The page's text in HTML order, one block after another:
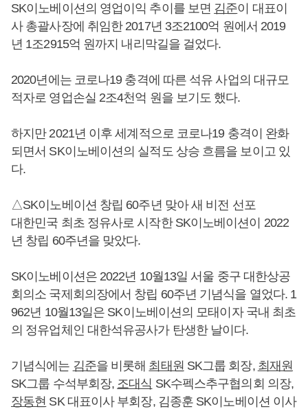
SK이노베이션의 영업이익 추이를 보면 김준이 대표이
사 총괄사장에 취임한 2017년 3조2100억 원에서 2019
년 1조2915억 원까지 내리막길을 걸었다.
2020년에는 코로나19 충격에 따른 석유 사업의 대규모
적자로 영업손실 2조4천억 원을 보기도 했다.
하지만 2021년 이후 세계적으로 코로나19 충격이 완화
되면서 SK이노베이션의 실적도 상승 흐름을 보이고 있
다.
△SK이노베이션 창립 60주년 맞아 새 비전 선포
대한민국 최초 정유사로 시작한 SK이노베이션이 2022
년 창립 60주년을 맞았다.
SK이노베이션은 2022년 10월13일 서울 중구 대한상공
회의소 국제회의장에서 창립 60주년 기념식을 열었다. 1
962년 10월13일은 SK이노베이션의 모태이자 국내 최초
의 정유업체인 대한석유공사가 탄생한 날이다.
기념식에는 김준을 비롯해 최태원 SK그룹 회장, 최재원
SK그룹 수석부회장, 조대식 SK수펙스추구협의회 의장,
장동현 SK 대표이사 부회장, 김종훈 SK이노베이션 이사